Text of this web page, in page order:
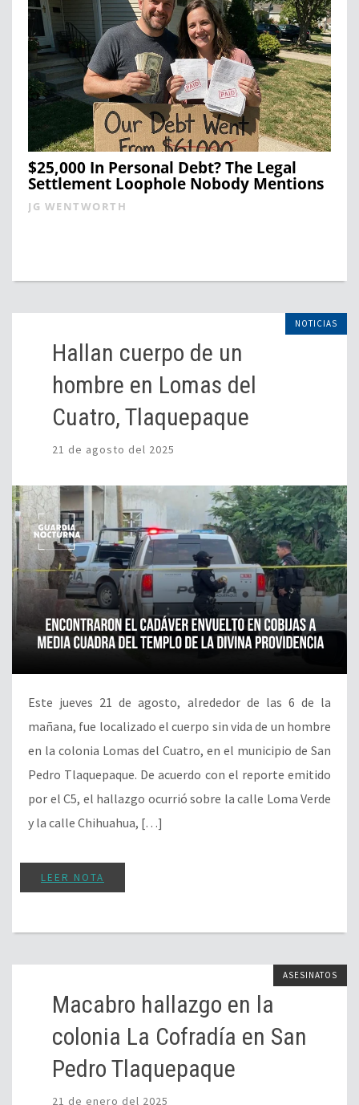
$25,000 In Personal Debt? The Legal
Settlement Loophole Nobody Mentions
JG WENTWORTH
NOTICIAS
Hallan cuerpo de un
hombre en Lomas del
Cuatro, Tlaquepaque
21 de agosto del 2025
Este jueves 21 de agosto, alrededor de las 6 de la
mañana, fue localizado el cuerpo sin vida de un hombre
en la colonia Lomas del Cuatro, en el municipio de San
Pedro Tlaquepaque. De acuerdo con el reporte emitido
por el C5, el hallazgo ocurrió sobre la calle Loma Verde
y la calle Chihuahua, […]
LEER NOTA
ASESINATOS
Macabro hallazgo en la
colonia La Cofradía en San
Pedro Tlaquepaque
21 de enero del 2025